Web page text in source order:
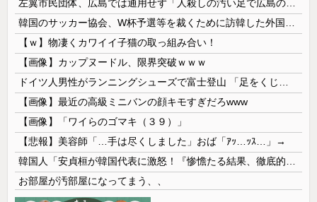
【ｗ】物凄くカワイイ子猫の取っ組み合い！
【画像】カップヌードル、限界突破ｗｗｗ
【画像】最近の高級ミニバンの顔キモすぎだろwww
【画像】「ワイらのゴマキ（３９）」
【悲報】美容師「…手は尽くしました」おば「ｱｯ…ｯｽ…」→
お部屋が汚部屋になってまう、、